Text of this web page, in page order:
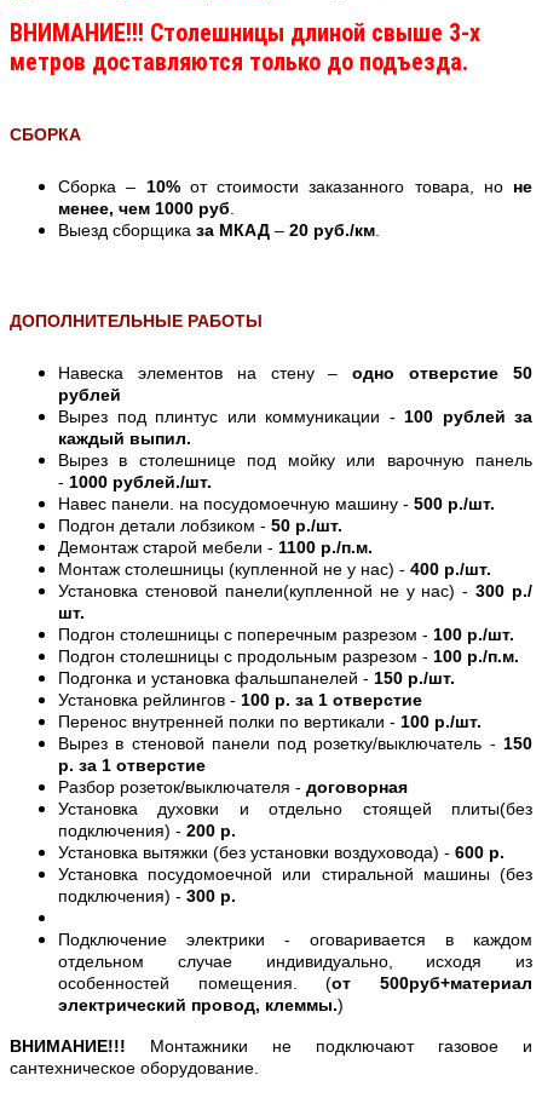
ВНИМАНИЕ!!! Столешницы длиной свыше 3-х
метров доставляются только до подъезда.
СБОРКА
Сборка – 10%от стоимости заказанного товара, но не
менее, чем 1000 руб
Выезд сборщика за МКАД – 20 руб./км
ДОПОЛНИТЕЛЬНЫЕ РАБОТЫ
Навеска элементов на стену –одно отверстие 50
рублей
Вырез под плинтус или коммуникации - 100 рублей за
каждый выпил.
Вырез в столешнице под мойку или варочную панель
- 1000 рублей./шт.
Навес панели. на посудомоечную машину - 500 р./шт.
Подгон детали лобзиком - 50 р./шт.
Демонтаж старой мебели - 1100 р./п.м.
Монтаж столешницы (купленной не у нас) - 400 р./шт.
Установка стеновой панели(купленной не у нас) -300 р./
шт.
Подгон столешницы с поперечным разрезом - 100 р./шт.
Подгон столешницы с продольным разрезом - 100 р./п.м.
Подгонка и установка фальшпанелей - 150 р./шт.
Установка рейлингов - 100 р. за 1 отверстие
Перенос внутренней полки по вертикали - 100 р./шт.
Вырез в стеновой панели под розетку/выключатель - 150
р. за 1 отверстие
Разбор розеток/выключателя - договорная
Установка духовки и отдельно стоящей плиты(без
подключения) - 200 р.
Установка вытяжки (без установки воздуховода) - 600 р.
Установка посудомоечной или стиральной машины (без
подключения) - 300 р.
Подключение электрики - оговаривается в каждом
отдельном случае индивидуально, исходя из
особенностей помещения. (от 500руб+материал
электрический провод, клеммы.)
ВНИМАНИЕ!!! Монтажники не подключают газовое и
сантехническое оборудование.